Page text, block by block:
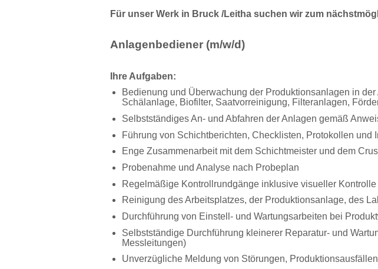
Für unser Werk in Bruck /Leitha suchen wir zum
Anlagenbediener (m/w/d)
Ihre Aufgaben:
Bedienung und Überwachung der Produktionsanlagen in
Schälanlage, Biofilter, Saatvorreinigung, Filteranlagen,
Selbstständiges An- und Abfahren der Anlagen gemäß
Führung von Schichtberichten, Checklisten, Protokollen und
Enge Zusammenarbeit mit dem Schichtmeister und dem
Probenahme und Analyse nach Probeplan
Regelmäßige Kontrollrundgänge inklusive visueller
Reinigung des Arbeitsplatzes, der Produktionsanlage, des
Durchführung von Einstell- und Wartungsarbeiten bei
Selbstständige Durchführung kleinerer Reparatur- und
Messleitungen)
Unverzügliche Meldung von Störungen,